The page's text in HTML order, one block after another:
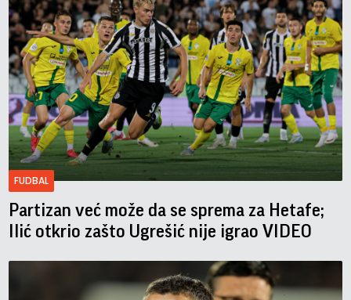
FUDBAL
Partizan već može da se sprema za Hetafe;
Ilić otkrio zašto Ugrešić nije igrao VIDEO